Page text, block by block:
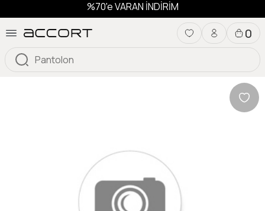
%70'e VARAN İNDİRİM
0